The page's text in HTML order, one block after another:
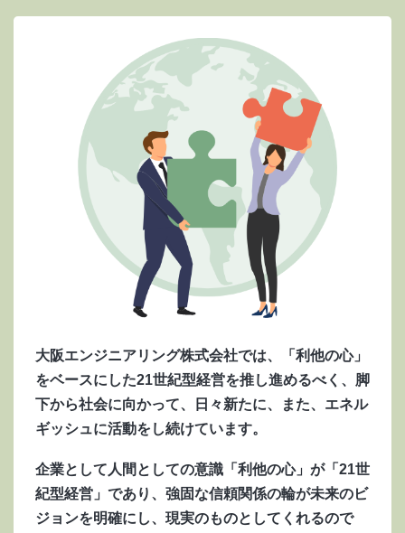
大阪エンジニアリング株式会社では、「利他の心」
をベースにした21世紀型経営を推し進めるべく、脚
下から社会に向かって、日々新たに、また、エネル
ギッシュに活動をし続けています。
企業として人間としての意識「利他の心」が「21世
紀型経営」であり、強固な信頼関係の輪が未来のビ
ジョンを明確にし、現実のものとしてくれるので